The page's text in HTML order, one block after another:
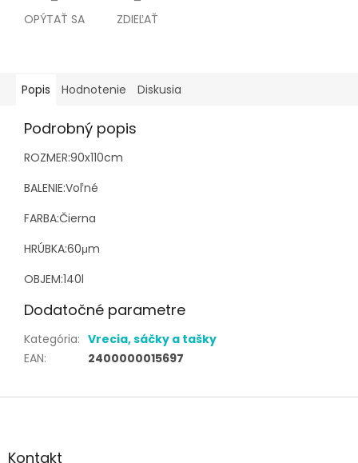
OPÝTAŤ SA ZDIEĽAŤ
Popis Hodnotenie Diskusia
Podrobný popis
ROZMER:90x110cm
BALENIE:Voľné
FARBA:Čierna
HRÚBKA:60μm
OBJEM:140l
Dodatočné parametre
Kategória: Vrecia, sáčky a tašky
EAN: 2400000015697
Z
äKontakt